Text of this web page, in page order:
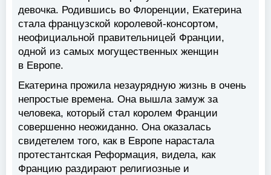
девочка. Родившись во Флоренции, Екатерина
стала французской королевой-консортом,
неофициальной правительницей Франции,
одной из самых могущественных женщин
в Европе.
Екатерина прожила незаурядную жизнь в очень
непростые времена. Она вышла замуж за
человека, который стал королем Франции
совершенно неожиданно. Она оказалась
свидетелем того, как в Европе нарастала
протестантская Реформация, видела, как
Францию раздирают религиозные и